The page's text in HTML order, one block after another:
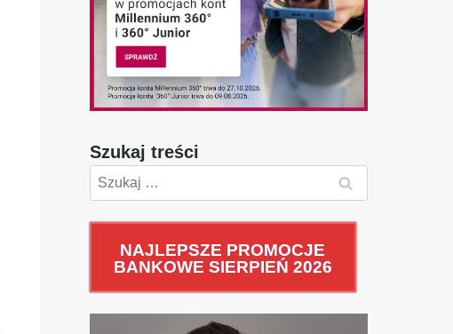
Szukaj treści
Szukaj:
NAJLEPSZE PROMOCJE
BANKOWE SIERPIEŃ 2026